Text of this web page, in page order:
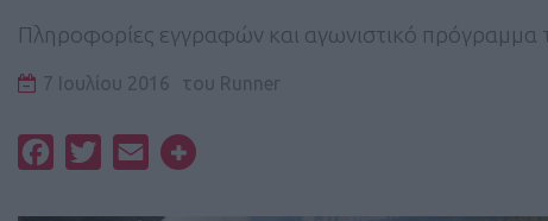
Πληροφορίες εγγραφών και αγωνιστικό πρόγραμμα
7 Ιουλίου 2016 του Runner
FacebookTwitterEmail